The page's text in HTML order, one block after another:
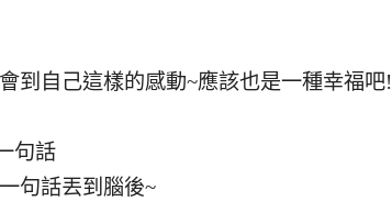
到自己這樣的感動~應該也是一種幸福吧!
句話
句話丟到腦後~